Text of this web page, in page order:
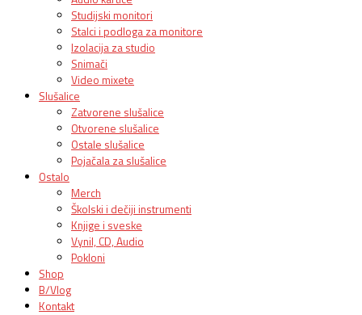
Studijski monitori
Stalci i podloga za monitore
Izolacija za studio
Snimači
Video mixete
Slušalice
Zatvorene slušalice
Otvorene slušalice
Ostale slušalice
Pojačala za slušalice
Ostalo
Merch
Školski i dečiji instrumenti
Knjige i sveske
Vynil, CD, Audio
Pokloni
Shop
B/Vlog
Kontakt